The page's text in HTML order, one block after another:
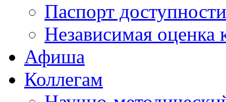
Паспорт доступности
Независимая оценка
Афиша
Коллегам